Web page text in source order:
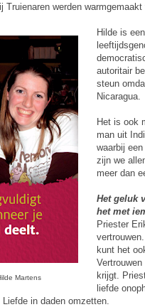
Truienaren werden
Martens
Hilde is
autoritair
steun
Nicaragua.
Het is ook
man uit
waarbij
zijn we
meer dan
Het geluk
het met
Priester
kunt het
krijgt.
liefde
in daden omzetten.